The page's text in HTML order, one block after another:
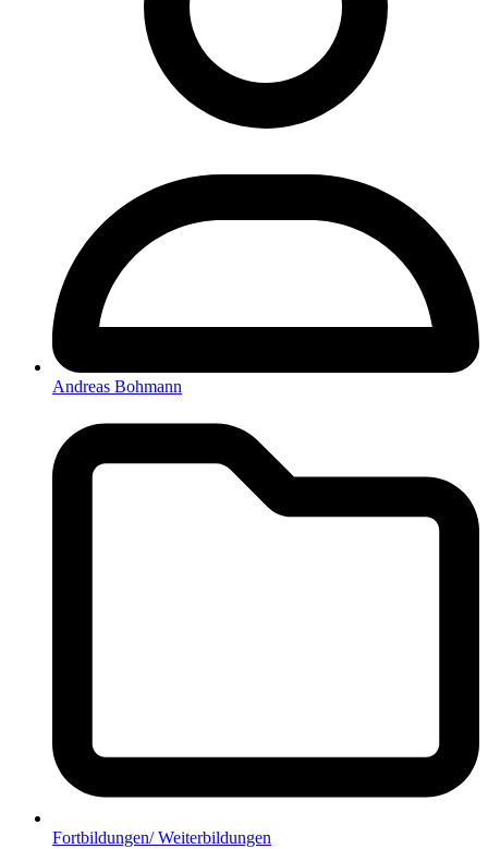
Andreas Bohmann
Fortbildungen/ Weiterbildungen